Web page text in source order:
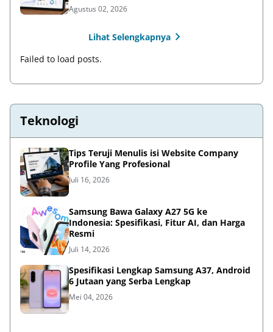
Agustus 02, 2026
Lihat Selengkapnya
Failed to load posts.
Teknologi
Tips Teruji Menulis isi Website Company
Profile Yang Profesional
Juli 16, 2026
Samsung Bawa Galaxy A27 5G ke
Indonesia: Spesifikasi, Fitur AI, dan Harga
Resmi
Juli 14, 2026
Spesifikasi Lengkap Samsung A37, Android
6 Jutaan yang Serba Lengkap
Mei 04, 2026